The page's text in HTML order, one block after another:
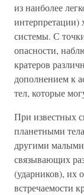
из наиболее
интерпретации)
системы. С
опасности,
кратеров
дополнением к
тел, которые
При известных
планетными
другими малыми
связывающих
(ударников), их
встречаемости